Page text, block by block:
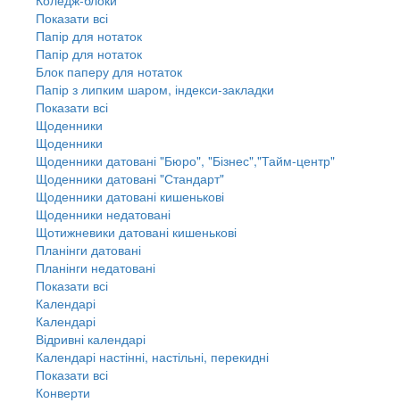
Показати всі
Папір для нотаток
Папір для нотаток
Блок паперу для нотаток
Папір з липким шаром, індекси-закладки
Показати всі
Щоденники
Щоденники
Щоденники датовані "Бюро", "Бізнес","Тайм-центр"
Щоденники датовані "Стандарт"
Щоденники датовані кишенькові
Щоденники недатовані
Щотижневики датовані кишенькові
Планінги датовані
Планінги недатовані
Показати всі
Календарі
Календарі
Відривні календарі
Календарі настінні, настільні, перекидні
Показати всі
Конверти